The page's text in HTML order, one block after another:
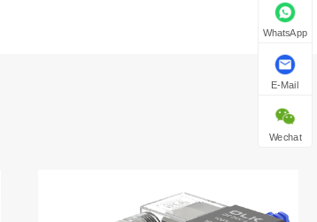
WhatsApp
E-Mail
Wechat